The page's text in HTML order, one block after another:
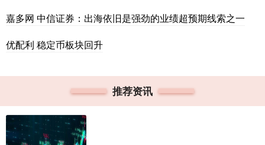
嘉多网 中信证券：出海依旧是强劲的业绩超预期线索之一
优配利 稳定币板块回升
推荐资讯